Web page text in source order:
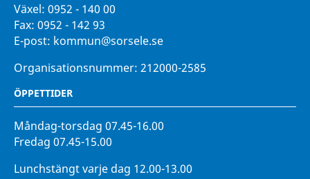
Växel: 0952 - 140 00
Fax: 0952 - 142 93
E-post: kommun@sorsele.se
Organisationsnummer: 212000-2585
ÖPPETTIDER
Måndag-torsdag 07.45-16.00
Fredag 07.45-15.00
Lunchstängt varje dag 12.00-13.00